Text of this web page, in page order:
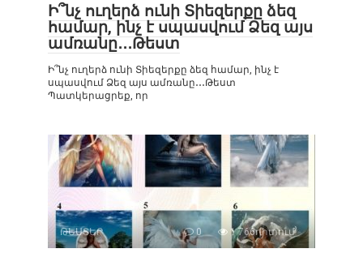
Ի՞նչ ուղերձ ունի Տիեզերքը ձեզ
համար, ինչ է սպասվում Ձեզ այս
ամռանը․․․Թեստ
Ի՞նչ ուղերձ ունի Տիեզերքը ձեզ համար, ինչ է
սպասվում Ձեզ այս ամռանը․․․Թեստ
Պատկերացրեք, որ
ԹԵՍՏԵՐ 0 1 766դիտում